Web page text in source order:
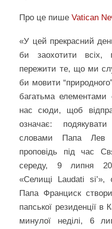
Про це пишеVatican
«У цей прекрасний
би заохотити всіх,
пережити те, що ми
би мовити
багатьма елементами
нас сюди, щоб
означає:
словами Папа Лев
проповідь під час
середу, 9 липня
«Селищі Laudati si’»,
Папа Франциск
папської резиденції в
минулої неділі, 6